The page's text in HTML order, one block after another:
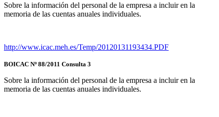
Sobre la información del personal de la empresa a incluir en la
memoria de las cuentas anuales individuales.
http://www.icac.meh.es/Temp/20120131193434.PDF
BOICAC Nº 88/2011 Consulta 3
Sobre la información del personal de la empresa a incluir en la
memoria de las cuentas anuales individuales.